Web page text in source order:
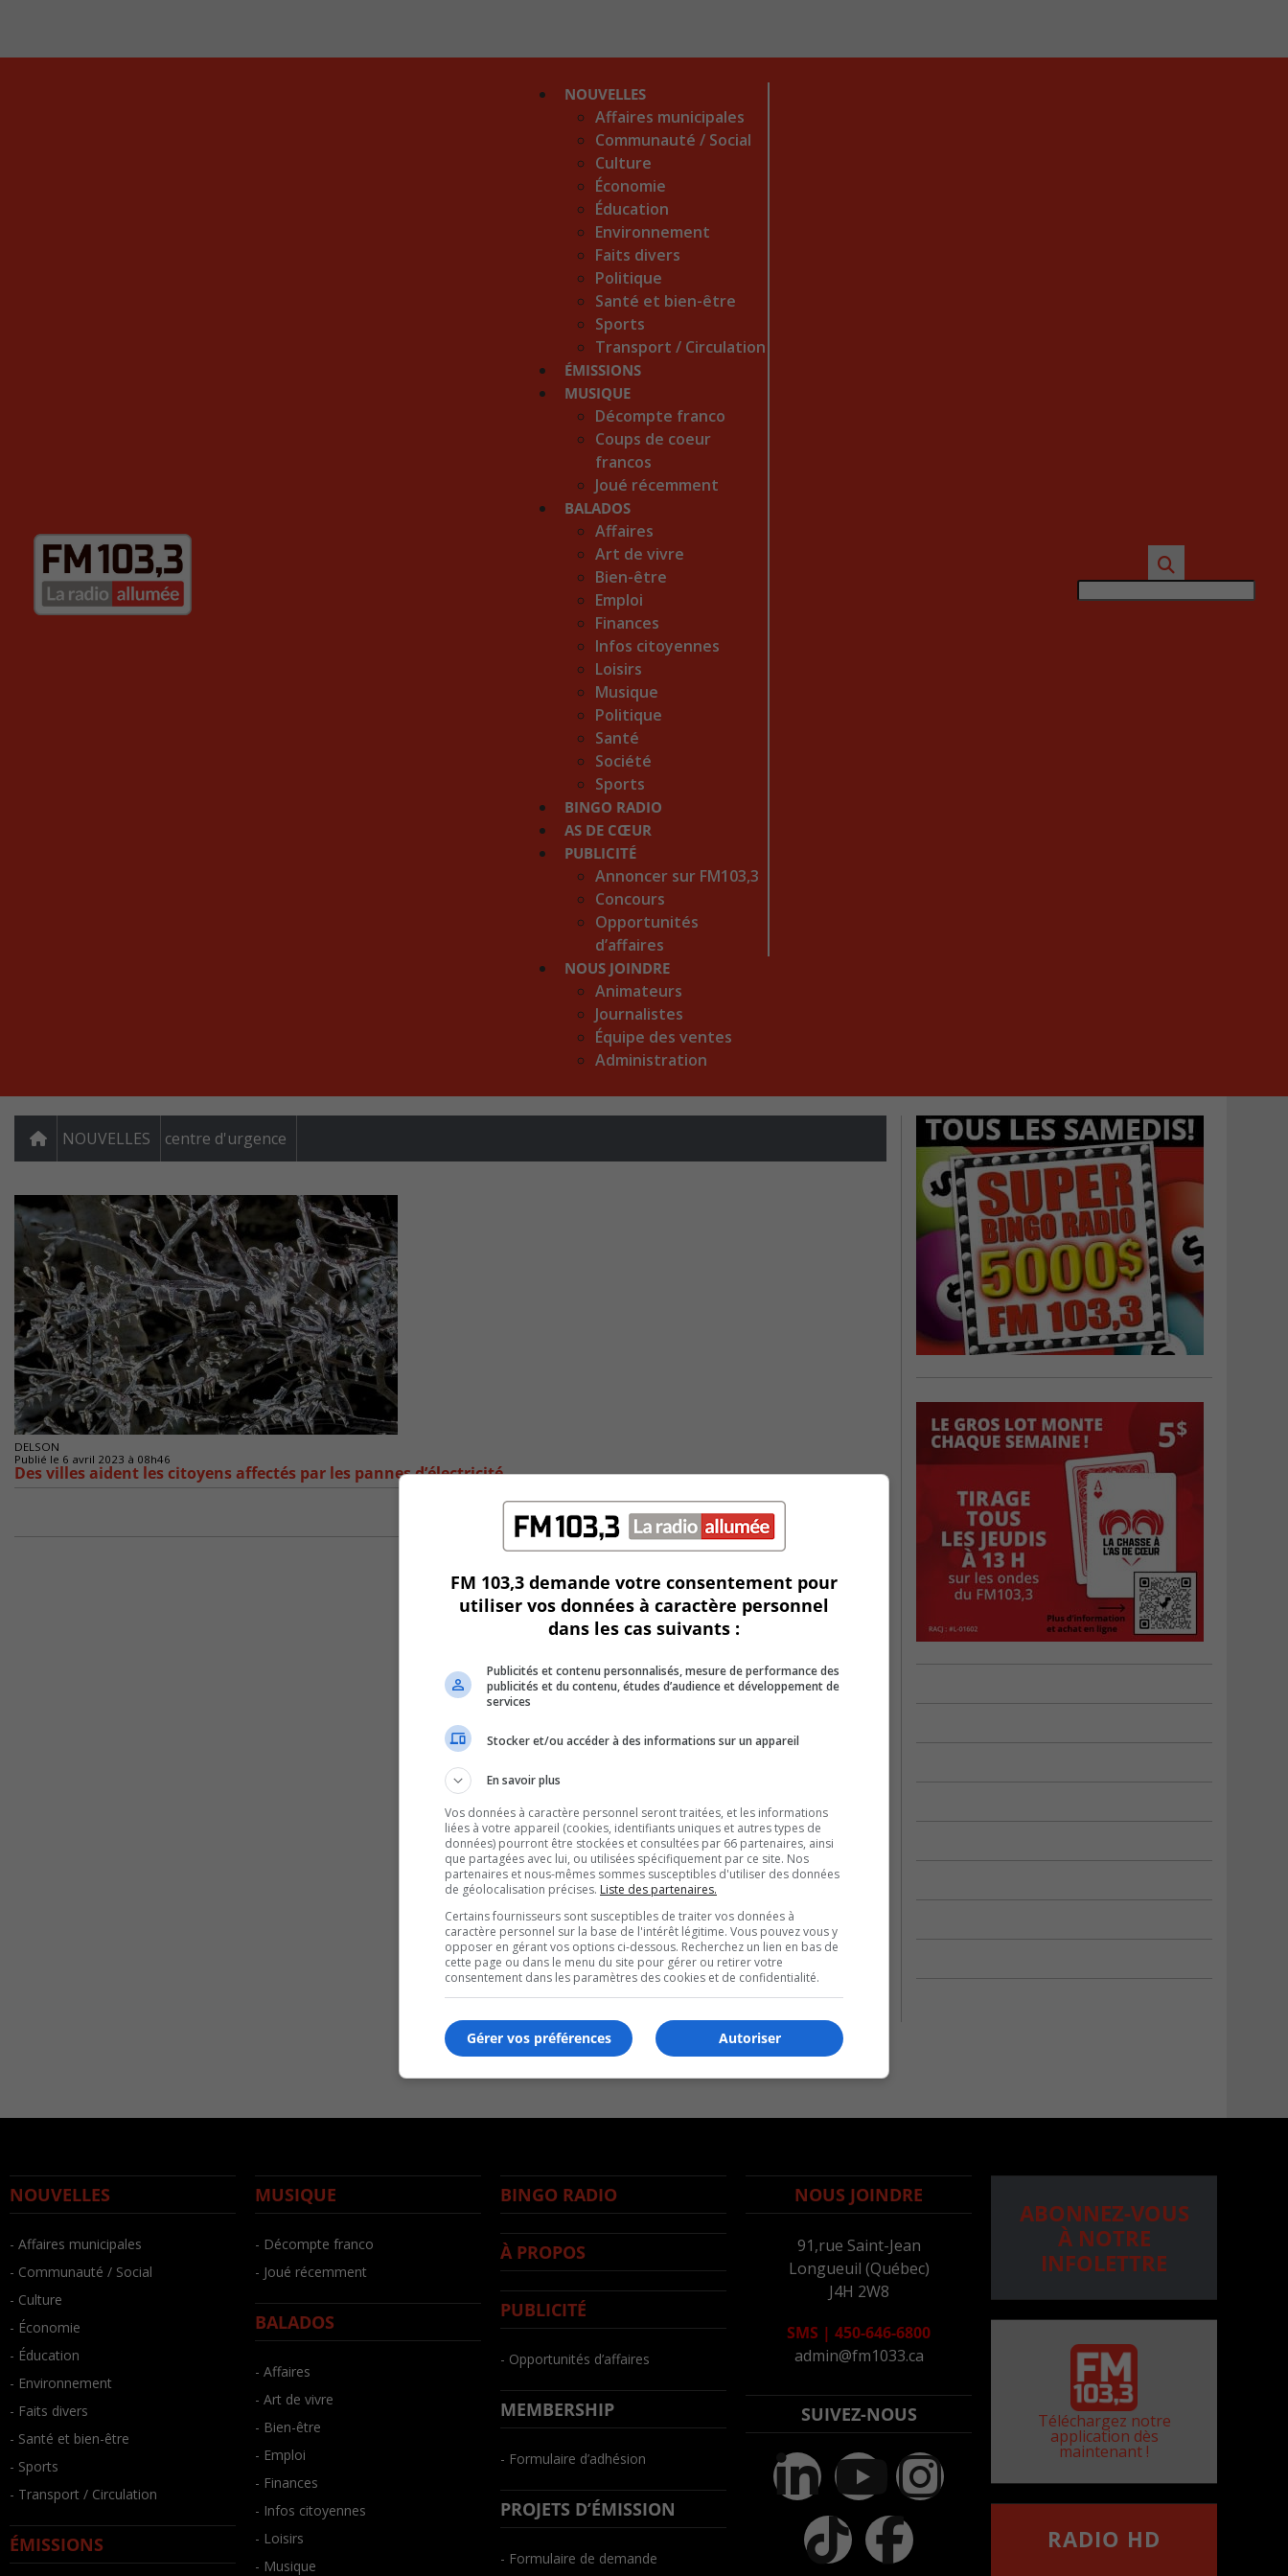
NOUVELLES
Affaires municipales
Communauté / Social
Culture
Économie
Éducation
Environnement
Faits divers
Politique
Santé et bien-être
Sports
Transport / Circulation
ÉMISSIONS
MUSIQUE
Décompte franco
Coups de coeur
francos
Joué récemment
BALADOS
Affaires
Art de vivre
Bien-être
Emploi
Finances
Infos citoyennes
Loisirs
Musique
Politique
Santé
Société
Sports
BINGO RADIO
AS DE CŒUR
PUBLICITÉ
Annoncer sur FM103,3
Concours
Opportunités
d’affaires
NOUS JOINDRE
Animateurs
Journalistes
Équipe des ventes
Administration
NOUVELLES centre d'urgence
DELSON
Publié le 6 avril 2023 à 08h46
Des villes aident les citoyens affectés par les pannes d’électricité
NOUVELLES
- Affaires municipales
- Communauté / Social
- Culture
- Économie
- Éducation
- Environnement
- Faits divers
- Santé et bien-être
- Sports
- Transport / Circulation
ÉMISSIONS
MUSIQUE
- Décompte franco
- Joué récemment
BALADOS
- Affaires
- Art de vivre
- Bien-être
- Emploi
- Finances
- Infos citoyennes
- Loisirs
- Musique
BINGO RADIO
À PROPOS
PUBLICITÉ
- Opportunités d’affaires
MEMBERSHIP
- Formulaire d’adhésion
PROJETS D’ÉMISSION
- Formulaire de demande
NOUS JOINDRE
91,rue Saint-Jean
Longueuil (Québec)
J4H 2W8
SMS | 450-646-6800
admin@fm1033.ca
SUIVEZ-NOUS
ABONNEZ-VOUS
À NOTRE
INFOLETTRE
Téléchargez notre
application dès
maintenant !
RADIO HD
FM 103,3 demande votre consentement pour
utiliser vos données à caractère personnel
dans les cas suivants :
Publicités et contenu personnalisés, mesure de performance des
publicités et du contenu, études d’audience et développement de
services
Stocker et/ou accéder à des informations sur un appareil
En savoir plus
Vos données à caractère personnel seront traitées, et les informations
liées à votre appareil (cookies, identifiants uniques et autres types de
données) pourront être stockées et consultées par 66 partenaires, ainsi
que partagées avec lui, ou utilisées spécifiquement par ce site. Nos
partenaires et nous-mêmes sommes susceptibles d'utiliser des données
de géolocalisation précises. Liste des partenaires.
Certains fournisseurs sont susceptibles de traiter vos données à
caractère personnel sur la base de l'intérêt légitime. Vous pouvez vous y
opposer en gérant vos options ci-dessous. Recherchez un lien en bas de
cette page ou dans le menu du site pour gérer ou retirer votre
consentement dans les paramètres des cookies et de confidentialité.
Autoriser
Gérer vos préférences